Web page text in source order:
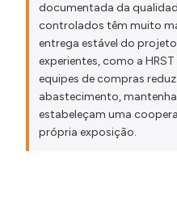
documentada da
controlados têm muito
entrega estável do
experientes, como a
equipes de compras
abastecimento,
estabeleçam uma
própria exposição.